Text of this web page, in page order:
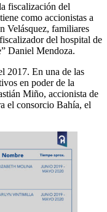
fiscalización del
como accionistas a
Velásquez, familiares
del hospital de
Daniel Mendoza.
2017. En una de las
en poder de la
Miño, accionista de
el consorcio Bahía, el